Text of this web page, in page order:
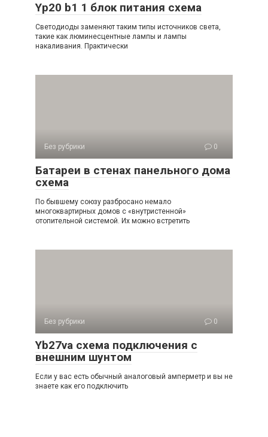
Yp20 b1 1 блок питания схема
Светодиоды заменяют таким типы источников света,
такие как люминесцентные лампы и лампы
накаливания. Практически
Без рубрики 0
Батареи в стенах панельного дома
схема
По бывшему союзу разбросано немало
многоквартирных домов с «внутристенной»
отопительной системой. Их можно встретить
Без рубрики 0
Yb27va схема подключения с
внешним шунтом
Если у вас есть обычный аналоговый амперметр и вы не
знаете как его подключить